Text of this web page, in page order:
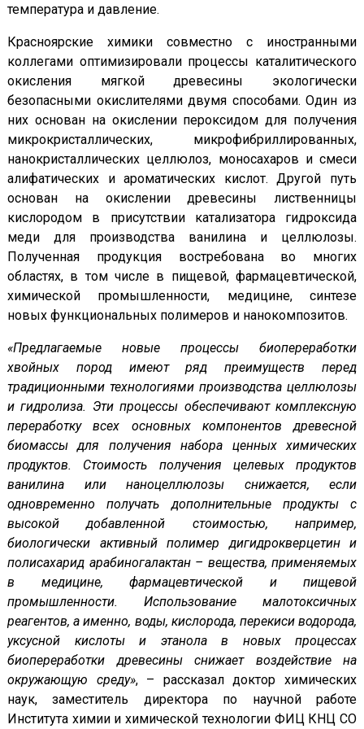
температура и давление.
Красноярские химики совместно с иностранными
коллегами оптимизировали процессы каталитического
окисления мягкой древесины экологически
безопасными окислителями двумя способами. Один из
них основан на окислении пероксидом для получения
микрокристаллических, микрофибриллированных,
нанокристаллических целлюлоз, моносахаров и смеси
алифатических и ароматических кислот. Другой путь
основан на окислении древесины лиственницы
кислородом в присутствии катализатора гидроксида
меди для производства ванилина и целлюлозы.
Полученная продукция востребована во многих
областях, в том числе в пищевой, фармацевтической,
химической промышленности, медицине, синтезе
новых функциональных полимеров и нанокомпозитов.
«Предлагаемые новые процессы биопереработки
хвойных пород имеют ряд преимуществ перед
традиционными технологиями производства целлюлозы
и гидролиза. Эти процессы обеспечивают комплексную
переработку всех основных компонентов древесной
биомассы для получения набора ценных химических
продуктов. Стоимость получения целевых продуктов
ванилина или наноцеллюлозы снижается, если
одновременно получать дополнительные продукты с
высокой добавленной стоимостью, например,
биологически активный полимер дигидрокверцетин и
полисахарид арабиногалактан – вещества, применяемых
в медицине, фармацевтической и пищевой
промышленности. Использование малотоксичных
реагентов, а именно, воды, кислорода, перекиси водорода,
уксусной кислоты и этанола в новых процессах
биопереработки древесины снижает воздействие на
окружающую среду», – рассказал доктор химических
наук, заместитель директора по научной работе
Института химии и химической технологии ФИЦ КНЦ СО